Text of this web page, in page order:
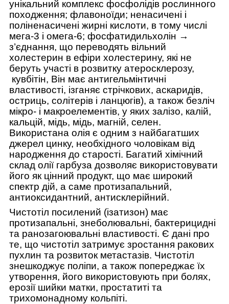
унікальний комплекс фосфолідів рослинного
походження; флавоноїди; ненасичені і
поліненасичені жирні кислоти, в тому числі
мега-3 і омега-6; фосфатидильхолін →
з’єднання, що переводять вільний
холестерин в ефіри холестерину, які не
беруть участі в розвитку атеросклерозу,
кувбітін, Він має антигельмінтичні
властивості, ізганяє стрічкових, аскаридів,
остриць, солітерів і ланцюгів), а також безліч
мікро- і макроелементів, у яких залізо, калій,
кальцій, мідь, мідь, магній, селен.
Використана олія є одним з найбагатших
джерел цинку, необхідного чоловікам від
народження до старості. Багатий хімічний
склад олії гарбуза дозволяє використовувати
його як цінний продукт, що має широкий
спектр дій, а саме протизапальний,
антиоксидантний, антисклерійний.
Чистотіл посилений (ізатизон) має
протизапальні, знеболювальні, бактерицидні
та ранозагоювальні властивості. Є дані про
те, що чистотіл затримує зростання ракових
пухлин та розвиток метастазів. Чистотіл
знешкоджує поліпи, а також попереджає їх
утворення, його використовують при болях,
ерозії шийки матки, простатиті та
трихомонадному кольпіті.